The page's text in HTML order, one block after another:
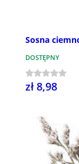
Sosna
DOSTĘPNY
zł 8,98